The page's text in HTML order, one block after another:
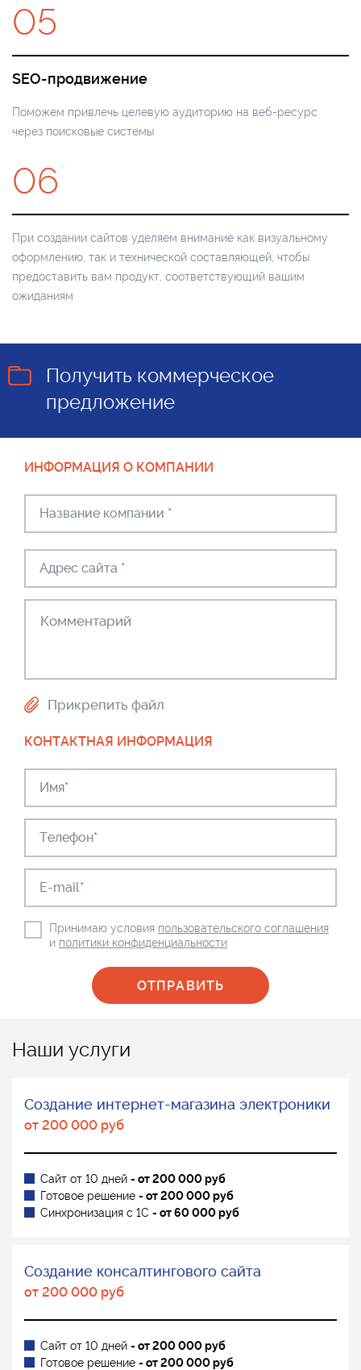
05
SEO-продвижение
Поможем привлечь целевую аудиторию на веб-ресурс
через поисковые системы
06
При создании сайтов уделяем внимание как визуальному
оформлению, так и технической составляющей, чтобы
предоставить вам продукт, соответствующий вашим
ожиданиям
Получить коммерческое
предложение
ИНФОРМАЦИЯ О КОМПАНИИ
Название компании *
Адрес сайта *
Прикрепить файл
КОНТАКТНАЯ ИНФОРМАЦИЯ
Имя*
Телефон*
E-mail*
Принимаю условия пользовательского соглашения
и политики конфиденциальности
Наши услуги
Создание интернет-магазина электроники
от 200 000 руб
Сайт от 10 дней - от 200 000 руб
Готовое решение - от 200 000 руб
Синхронизация с 1С - от 60 000 руб
Создание консалтингового сайта
от 200 000 руб
Сайт от 10 дней - от 200 000 руб
Готовое решение - от 200 000 руб